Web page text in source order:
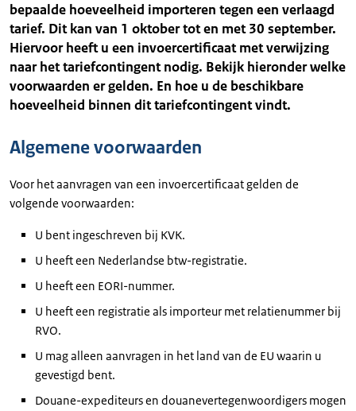
bepaalde hoeveelheid importeren tegen een verlaagd
tarief. Dit kan van 1 oktober tot en met 30 september.
Hiervoor heeft u een invoercertificaat met verwijzing
naar het tariefcontingent nodig. Bekijk hieronder welke
voorwaarden er gelden. En hoe u de beschikbare
hoeveelheid binnen dit tariefcontingent vindt.
Algemene voorwaarden
Voor het aanvragen van een invoercertificaat gelden de
volgende voorwaarden:
U bent ingeschreven bij KVK.
U heeft een Nederlandse btw-registratie.
U heeft een EORI-nummer.
U heeft een registratie als importeur met relatienummer bij
RVO.
U mag alleen aanvragen in het land van de EU waarin u
gevestigd bent.
Douane-expediteurs en douanevertegenwoordigers mogen